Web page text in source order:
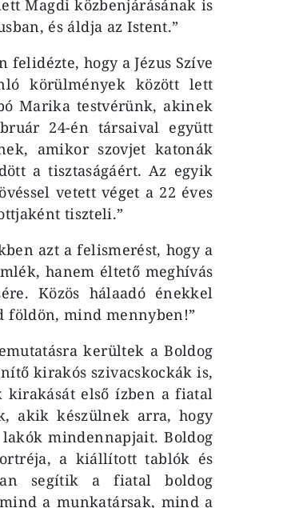
Magdi közbenjárásának is
és áldja az Istent.”
hogy a Jézus Szíve
körülmények között lett
Marika testvérünk, akinek
24-én társaival együtt
amikor szovjet katonák
a tisztaságáért. Az egyik
vetett véget a 22 éves
tiszteli.”
azt a felismerést, hogy a
hanem éltető meghívás
Közös hálaadó énekkel
földön, mind mennyben!”
kerültek a Boldog
kirakós szivacskockák is,
kirakását első ízben a fiatal
akik készülnek arra, hogy
mindennapjait. Boldog
a kiállított tablók és
segítik a fiatal boldog
a munkatársak, mind a